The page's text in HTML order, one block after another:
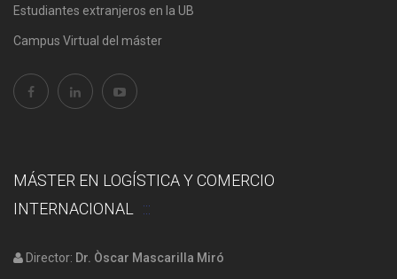
Estudiantes extranjeros en la UB
Campus Virtual del máster
MÁSTER EN LOGÍSTICA Y COMERCIO
INTERNACIONAL
Director: Dr. Òscar Mascarilla Miró